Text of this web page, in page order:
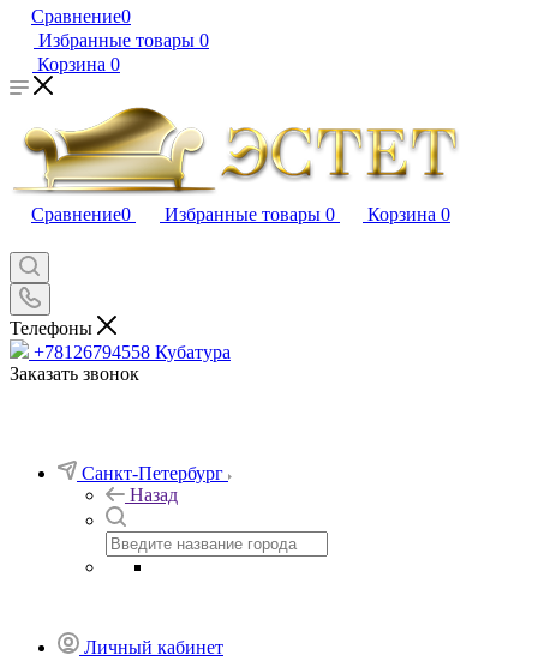
Сравнение0
Избранные товары 0
Корзина 0
Сравнение0 Избранные товары 0 Корзина 0
Телефоны
+78126794558 Кубатура
Заказать звонок
Санкт-Петербург
Назад
Личный кабинет